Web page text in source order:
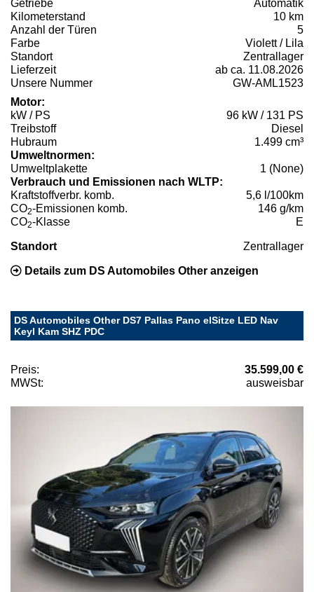
Getriebe
Automatik
Kilometerstand
10 km
Anzahl der Türen
5
Farbe
Violett / Lila
Standort
Zentrallager
Lieferzeit
ab ca. 11.08.2026
Unsere Nummer
GW-AML1523
Motor:
kW / PS
96 kW / 131 PS
Treibstoff
Diesel
Hubraum
1.499 cm³
Umweltnormen:
Umweltplakette
1 (None)
Verbrauch und Emissionen nach WLTP:
Kraftstoffverbr. komb.
5,6 l/100km
CO2-Emissionen komb.
146 g/km
CO2-Klasse E
Standort Zentrallager
Details zum DS Automobiles Other anzeigen
DS Automobiles Other DS7 Pallas Pano elSitze LED Nav
Keyl Kam SHZ PDC
Preis:
35.599,00 €
MWSt:
ausweisbar